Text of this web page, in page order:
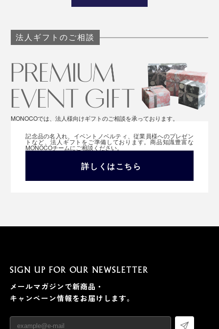
法人ギフトのご相談
MONOCOでは、法人様向けギフトのご相談を承っております。
記念品の名入れ、イベントノベルティ、従業員様へのプレゼン
トなど、法人ギフトをご準備しております。商品知識豊富な
MONOCOチームにご相談ください。
詳しくはこちら
SIGN UP FOR OUR NEWSLETTER
メールマガジンで新商品・
キャンペーン情報をお届けします。